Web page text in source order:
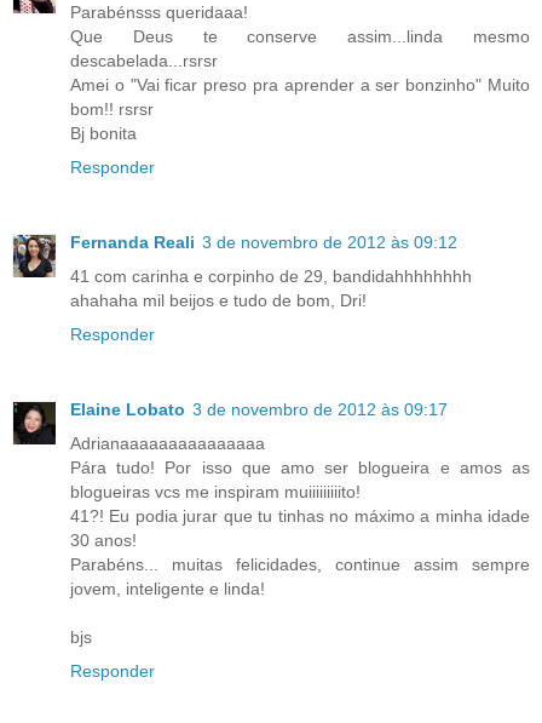
Parabénsss queridaaa!
Que Deus te conserve assim...linda mesmo
descabelada...rsrsr
Amei o "Vai ficar preso pra aprender a ser bonzinho" Muito
bom!! rsrsr
Bj bonita
Responder
Fernanda Reali 3 de novembro de 2012 às 09:12
41 com carinha e corpinho de 29, bandidahhhhhhhh
ahahaha mil beijos e tudo de bom, Dri!
Responder
Elaine Lobato 3 de novembro de 2012 às 09:17
Adrianaaaaaaaaaaaaaaa
Pára tudo! Por isso que amo ser blogueira e amos as
blogueiras vcs me inspiram muiiiiiiiiito!
41?! Eu podia jurar que tu tinhas no máximo a minha idade
30 anos!
Parabéns... muitas felicidades, continue assim sempre
jovem, inteligente e linda!
bjs
Responder